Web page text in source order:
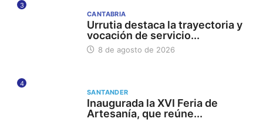
3
CANTABRIA
Urrutia destaca la trayectoria y
vocación de servicio...
8 de agosto de 2026
4
SANTANDER
Inaugurada la XVI Feria de
Artesanía, que reúne...